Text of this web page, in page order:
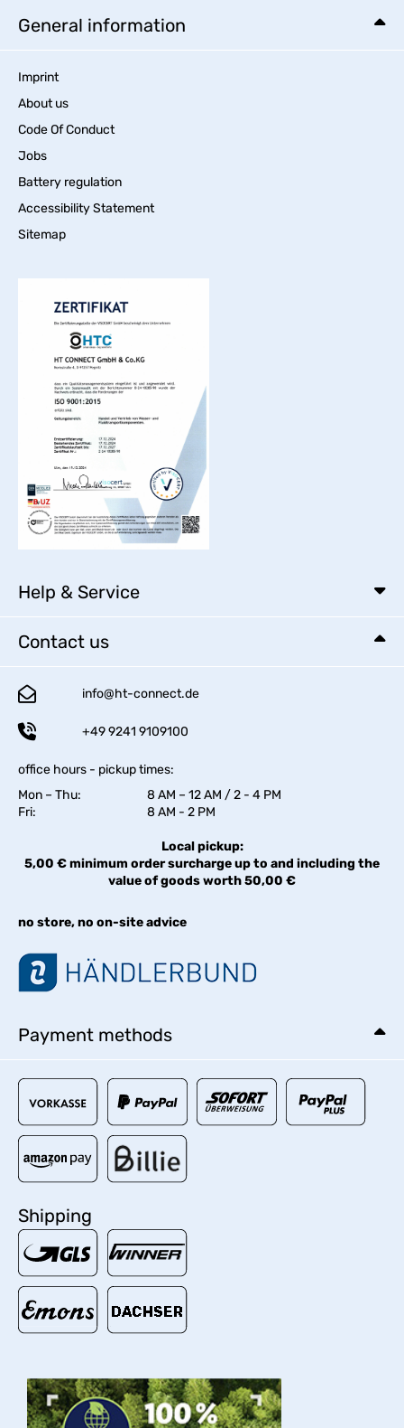
General information
Imprint
About us
Code Of Conduct
Jobs
Battery regulation
Accessibility Statement
Sitemap
Help & Service
Contact us
info@ht-connect.de
+49 9241 9109100
office hours - pickup times:
Mon – Thu:
8 AM – 12 AM / 2 - 4 PM
Fri:
8 AM - 2 PM
Local pickup:
5,00 € minimum order surcharge up to and including the
value of goods worth 50,00 €
no store, no on-site advice
Payment methods
Shipping